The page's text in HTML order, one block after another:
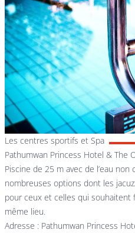
Les centres sportifs et Spa
Pathumwan Princess Hotel & The
Piscine de 25 m avec de l’eau non
nombreuses options dont les
pour ceux et celles qui souhaitent
même lieu.
Adresse : Pathumwan Princess